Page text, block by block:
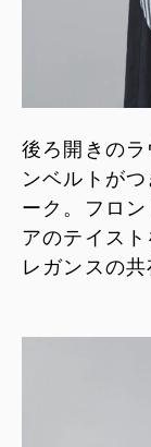
後ろ開きの
ンベルトが
ーク。フロ
アのテイス
レガンスの共